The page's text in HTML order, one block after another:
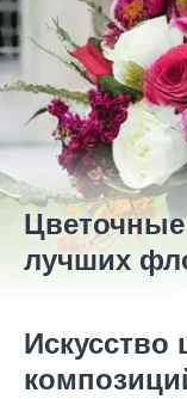
лучших
Искусство